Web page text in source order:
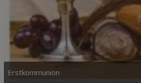
Erstkommunion